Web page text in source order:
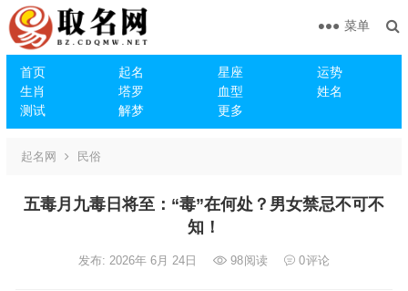
首页 起名 星座
运势
生肖
塔罗 血型
姓名
测试
解梦 更多
菜单
起名网 民俗
五毒月九毒日将至：“毒”在何处？男女禁忌不可不
知！
发布: 2026年 6月 24日 98阅读 0评论